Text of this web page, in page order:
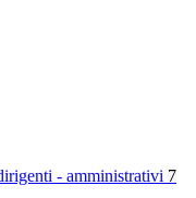
- amministrativi 7